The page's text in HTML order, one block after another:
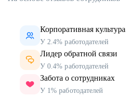
Корпоративная культура
У 2.4% работодателей
Лидер обратной связи
У 0.4% работодателей
Забота о сотрудниках
У 1% работодателей